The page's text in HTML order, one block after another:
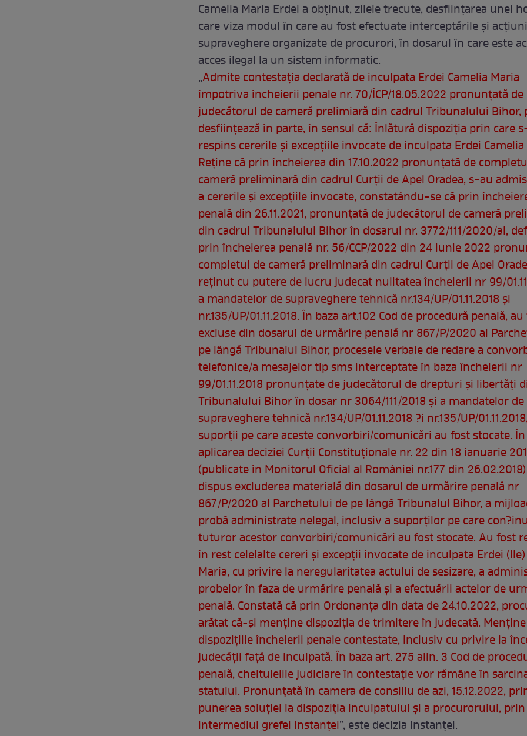
Camelia Maria Erdei a obținut, zilele trecute, desființarea unei
care viza modul în care au fost efectuate interceptările și
supraveghere organizate de procurori, în dosarul în care este
acces ilegal la un sistem informatic.
„Admite contestaţia declarată de inculpata Erdei Camelia Maria
împotriva încheierii penale nr. 70/ÎCP/18.05.2022 pronunţată de
judecătorul de cameră prelimiară din cadrul Tribunalului Bihor,
desfiinţează în parte, în sensul că: Înlătură dispoziţia prin care
respins cererile şi excepţiile invocate de inculpata Erdei
Reţine că prin încheierea din 17.10.2022 pronunţată de
cameră preliminară din cadrul Curţii de Apel Oradea, s-au
a cererile şi excepţiile invocate, constatându-se că prin
penală din 26.11.2021, pronunțată de judecătorul de cameră
din cadrul Tribunalului Bihor în dosarul nr. 3772/111/2020/al,
prin încheierea penală nr. 56/CCP/2022 din 24 iunie 2022
completul de cameră preliminară din cadrul Curţii de Apel
reţinut cu putere de lucru judecat nulitatea încheierii nr 99/
a mandatelor de supraveghere tehnică nr.134/UP/01.11.2018 și
nr.135/UP/01.11.2018. În baza art.102 Cod de procedură penală,
excluse din dosarul de urmărire penală nr 867/P/2020 al
pe lângă Tribunalul Bihor, procesele verbale de redare a
telefonice/a mesajelor tip sms interceptate în baza încheierii nr
99/01.11.2018 pronunţate de judecătorul de drepturi şi libertăţi
Tribunalului Bihor în dosar nr 3064/111/2018 şi a mandatelor de
supraveghere tehnică nr.134/UP/01.11.2018 ?i nr.135/UP/
suporţii pe care aceste convorbiri/comunicări au fost stocate. În
aplicarea deciziei Curţii Constituţionale nr. 22 din 18 ianuarie
(publicate în Monitorul Oficial al României nr.177 din
dispus excluderea materială din dosarul de urmărire penală nr
867/P/2020 al Parchetului de pe lângă Tribunalul Bihor, a
probă administrate nelegal, inclusiv a suporţilor pe care
tuturor acestor convorbiri/comunicări au fost stocate. Au fost
în rest celelalte cereri şi excepţii invocate de inculpata Erdei
Maria, cu privire la neregularitatea actului de sesizare, a
probelor în faza de urmărire penală şi a efectuării actelor de
penală. Constată că prin Ordonanţa din data de 24.10.2022,
arătat că-şi menţine dispoziţia de trimitere în judecată.
dispoziţiile încheierii penale contestate, inclusiv cu privire la
judecăţii faţă de inculpată. În baza art. 275 alin. 3 Cod de
penală, cheltuielile judiciare în contestaţie vor rămâne în
statului. Pronunţată în camera de consiliu de azi, 15.12.2022,
punerea soluţiei la dispoziţia inculpatului şi a procurorului, prin
intermediul grefei instanţei”, este decizia instanței.